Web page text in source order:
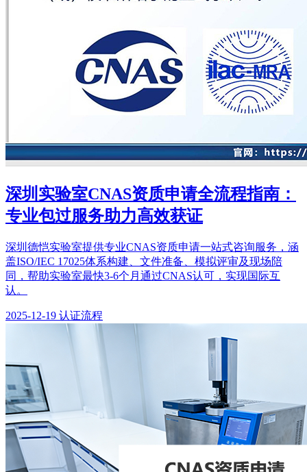
深圳实验室CNAS资质申请全流程指南：
专业包过服务助力高效获证
深圳德恺实验室提供专业CNAS资质申请一站式咨询服务，涵
盖ISO/IEC 17025体系构建、文件准备、模拟评审及现场陪
同，帮助实验室最快3-6个月通过CNAS认可，实现国际互
认。
2025-12-19 认证流程